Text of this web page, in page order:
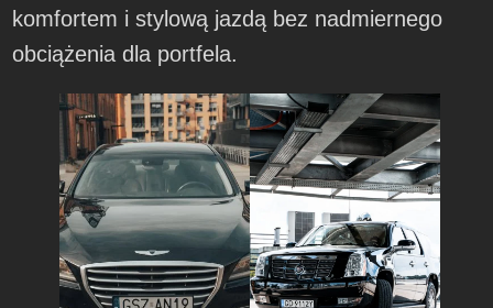
komfortem i stylową jazdą bez nadmiernego
obciążenia dla portfela.